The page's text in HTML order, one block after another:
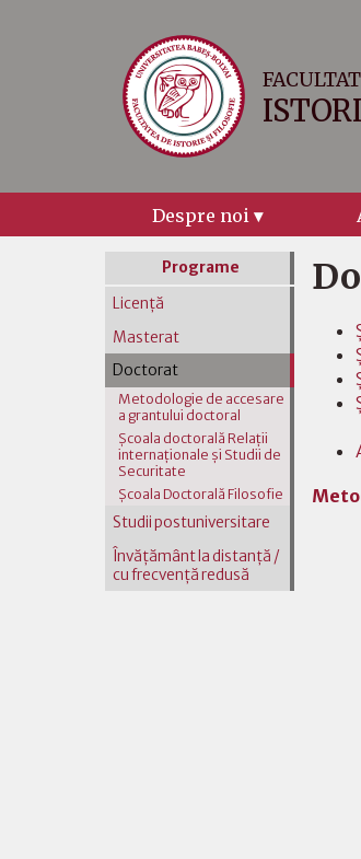
Despre noi
Programe
Licenţă
Masterat
Doctorat
Metodologie de accesare
a grantului doctoral
Şcoala doctorală Relaţii
internaţionale şi Studii de
Securitate
Şcoala Doctorală Filosofie
Studii postuniversitare
Învăţământ la distanţă /
cu frecvenţă redusă